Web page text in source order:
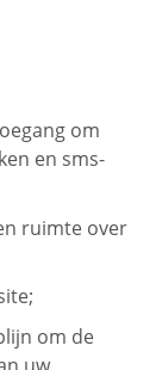
om
en sms-
ruimte over
om de